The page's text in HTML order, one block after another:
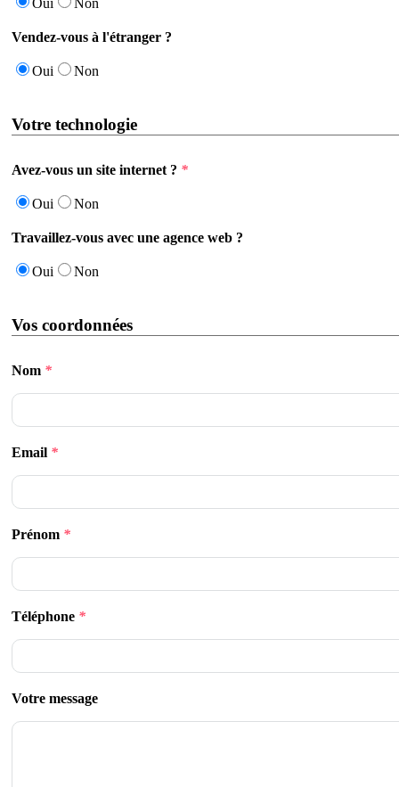
Oui Non
Vendez-vous à l'étranger ?
Oui Non
Votre technologie
Avez-vous un site internet ? *
Oui Non
Travaillez-vous avec une agence web ?
Oui Non
Vos coordonnées
Nom *
Email *
Prénom *
Téléphone *
Votre message